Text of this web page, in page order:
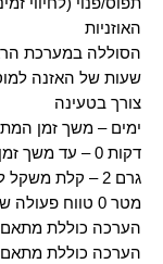
האוזניות
שעות של האזנה
צורך בטעינה
20 ימים – משך זמן
9 דקות 0 – עד משך זמן טעינה מלאה
15 גרם 2 – קלת משקל לשימוש יום יומי ממושך
5 מטר 0 טווח פעולה של עד כדי
USB C/A הערכה כוללת מתאם
BT51C לחיבור למחשב מדגם BT הערכה כוללת מתאם